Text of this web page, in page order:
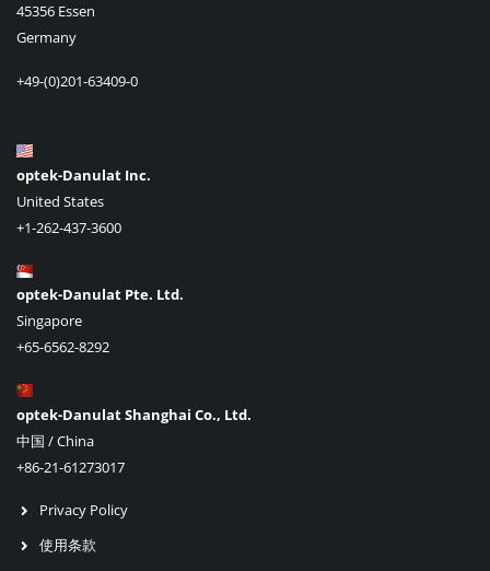
45356 Essen
Germany
+49-(0)201-63409-0
optek-Danulat Inc.
United States
+1-262-437-3600
optek-Danulat Pte. Ltd.
Singapore
+65-6562-8292
optek-Danulat Shanghai Co., Ltd.
中国 / China
+86-21-61273017
Privacy Policy
使用条款